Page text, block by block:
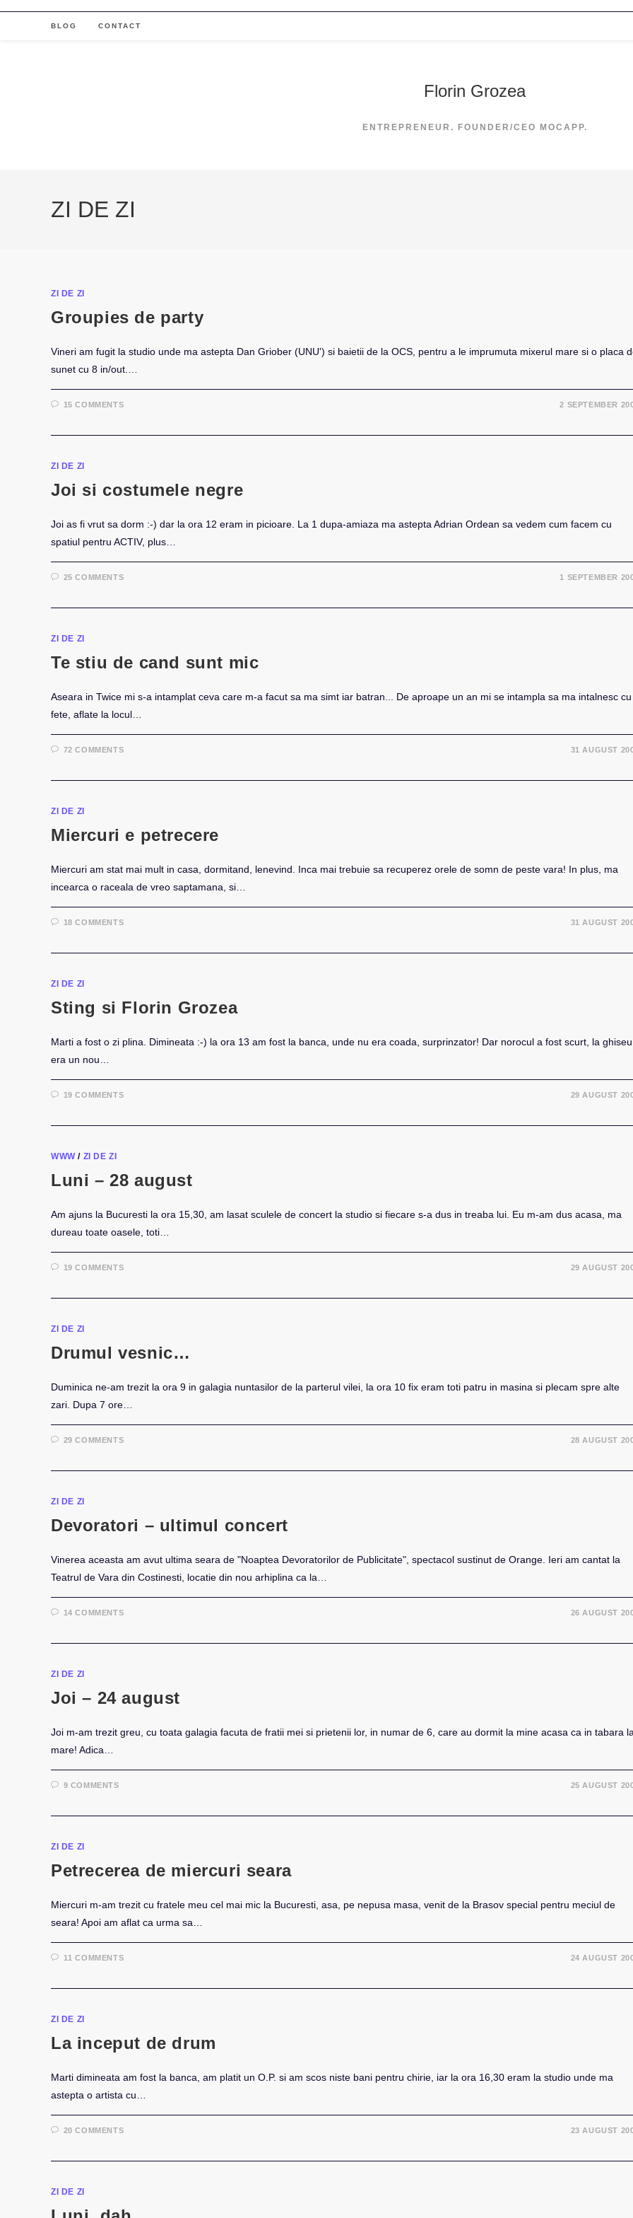
BLOG CONTACT
Florin Grozea
ENTREPRENEUR. FOUNDER/CEO MOCAPP.
ZI DE ZI
ZI DE ZI
Groupies de party
Vineri am fugit la studio unde ma astepta Dan Griober (UNU') si baietii de la OCS, pentru a le imprumuta mixerul mare si o placa
sunet cu 8 in/out.…
15 COMMENTS 2 SEPTEMBER
ZI DE ZI
Joi si costumele negre
Joi as fi vrut sa dorm :-) dar la ora 12 eram in picioare. La 1 dupa-amiaza ma astepta Adrian Ordean sa vedem cum facem cu
spatiul pentru ACTIV, plus…
25 COMMENTS 1 SEPTEMBER
ZI DE ZI
Te stiu de cand sunt mic
Aseara in Twice mi s-a intamplat ceva care m-a facut sa ma simt iar batran... De aproape un an mi se intampla sa ma intalnesc cu
fete, aflate la locul…
72 COMMENTS 31 AUGUST
ZI DE ZI
Miercuri e petrecere
Miercuri am stat mai mult in casa, dormitand, lenevind. Inca mai trebuie sa recuperez orele de somn de peste vara! In plus, ma
incearca o raceala de vreo saptamana, si…
18 COMMENTS 31 AUGUST
ZI DE ZI
Sting si Florin Grozea
Marti a fost o zi plina. Dimineata :-) la ora 13 am fost la banca, unde nu era coada, surprinzator! Dar norocul a fost scurt, la ghiseu
era un nou…
19 COMMENTS 29 AUGUST
WWW/ ZI DE ZI
Luni – 28 august
Am ajuns la Bucuresti la ora 15,30, am lasat sculele de concert la studio si fiecare s-a dus in treaba lui. Eu m-am dus acasa, ma
dureau toate oasele, toti…
19 COMMENTS 29 AUGUST
ZI DE ZI
Drumul vesnic…
Duminica ne-am trezit la ora 9 in galagia nuntasilor de la parterul vilei, la ora 10 fix eram toti patru in masina si plecam spre alte
zari. Dupa 7 ore…
29 COMMENTS 28 AUGUST
ZI DE ZI
Devoratori – ultimul concert
Vinerea aceasta am avut ultima seara de "Noaptea Devoratorilor de Publicitate", spectacol sustinut de Orange. Ieri am cantat la
Teatrul de Vara din Costinesti, locatie din nou arhiplina ca la…
14 COMMENTS 26 AUGUST
ZI DE ZI
Joi – 24 august
Joi m-am trezit greu, cu toata galagia facuta de fratii mei si prietenii lor, in numar de 6, care au dormit la mine acasa ca in tabara
mare! Adica…
9 COMMENTS 25 AUGUST
ZI DE ZI
Petrecerea de miercuri seara
Miercuri m-am trezit cu fratele meu cel mai mic la Bucuresti, asa, pe nepusa masa, venit de la Brasov special pentru meciul de
seara! Apoi am aflat ca urma sa…
11 COMMENTS 24 AUGUST
ZI DE ZI
La inceput de drum
Marti dimineata am fost la banca, am platit un O.P. si am scos niste bani pentru chirie, iar la ora 16,30 eram la studio unde ma
astepta o artista cu…
20 COMMENTS 23 AUGUST
ZI DE ZI